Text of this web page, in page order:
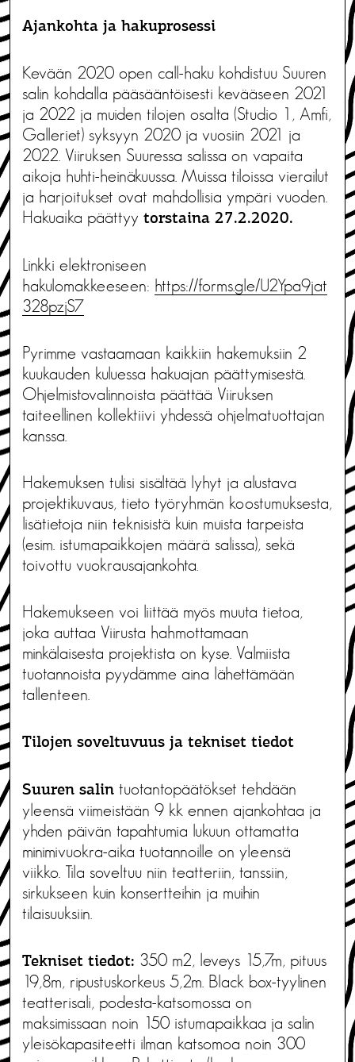
Ajankohta ja hakuprosessi
Kevään 2020 open call-haku kohdistuu Suuren
salin kohdalla pääsääntöisesti kevääseen 2021
ja 2022 ja muiden tilojen osalta (Studio 1, Amfi,
Galleriet) syksyyn 2020 ja vuosiin 2021 ja
2022. Viiruksen Suuressa salissa on vapaita
aikoja huhti-heinäkuussa. Muissa tiloissa vierailut
ja harjoitukset ovat mahdollisia ympäri vuoden.
Hakuaika päättyy torstaina 27.2.2020.
Linkki elektroniseen
hakulomakkeeseen: https://forms.gle/U2Ypa9jat
328pzjS7
Pyrimme vastaamaan kaikkiin hakemuksiin 2
kuukauden kuluessa hakuajan päättymisestä.
Ohjelmistovalinnoista päättää Viiruksen
taiteellinen kollektiivi yhdessä ohjelmatuottajan
kanssa.
Hakemuksen tulisi sisältää lyhyt ja alustava
projektikuvaus, tieto työryhmän koostumuksesta,
lisätietoja niin teknisistä kuin muista tarpeista
(esim. istumapaikkojen määrä salissa), sekä
toivottu vuokrausajankohta.
Hakemukseen voi liittää myös muuta tietoa,
joka auttaa Viirusta hahmottamaan
minkälaisesta projektista on kyse. Valmiista
tuotannoista pyydämme aina lähettämään
tallenteen.
Tilojen soveltuvuus ja tekniset tiedot
Suuren salin tuotantopäätökset tehdään
yleensä viimeistään 9 kk ennen ajankohtaa ja
yhden päivän tapahtumia lukuun ottamatta
minimivuokra-aika tuotannoille on yleensä
viikko. Tila soveltuu niin teatteriin, tanssiin,
sirkukseen kuin konsertteihin ja muihin
tilaisuuksiin.
Tekniset tiedot: 350 m2, leveys 15,7m, pituus
19,8m, ripustuskorkeus 5,2m. Black box-tyylinen
teatterisali, podesta-katsomossa on
maksimissaan noin 150 istumapaikkaa ja salin
yleisökapasiteetti ilman katsomoa noin 300